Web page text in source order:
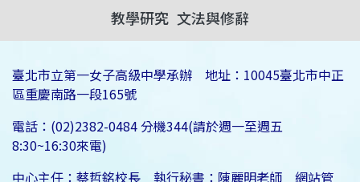
教學研究 文法與修辭
臺北市立第一女子高級中學承辦 地址：10045臺北市中正
區重慶南路一段165號
電話：(02)2382-0484 分機344(請於週一至週五
8:30~16:30來電)
中心主任：蔡哲銘校長 執行秘書：陳麗明老師 網站管